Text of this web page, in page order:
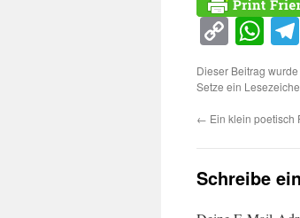
Copy
Link
Dieser Beitrag
Setze ein
← Ein klein poetisch
Schreibe